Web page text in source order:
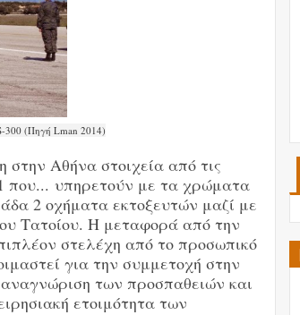
300 (Πηγή Lman 2014)
Αθήνα στοιχεία από τις
που... υπηρετούν με τα χρώματα
2 οχήματα εκτοξευτών μαζί με
Τατοίου. Η μεταφορά από την
στελέχη από το προσωπικό
για την συμμετοχή στην
των προσπαθειών και
ετοιμότητα των